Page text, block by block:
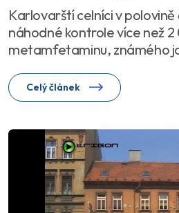
Karlovarští celníci v polovině
náhodné kontrole více než
metamfetaminu, známého
Celý článek